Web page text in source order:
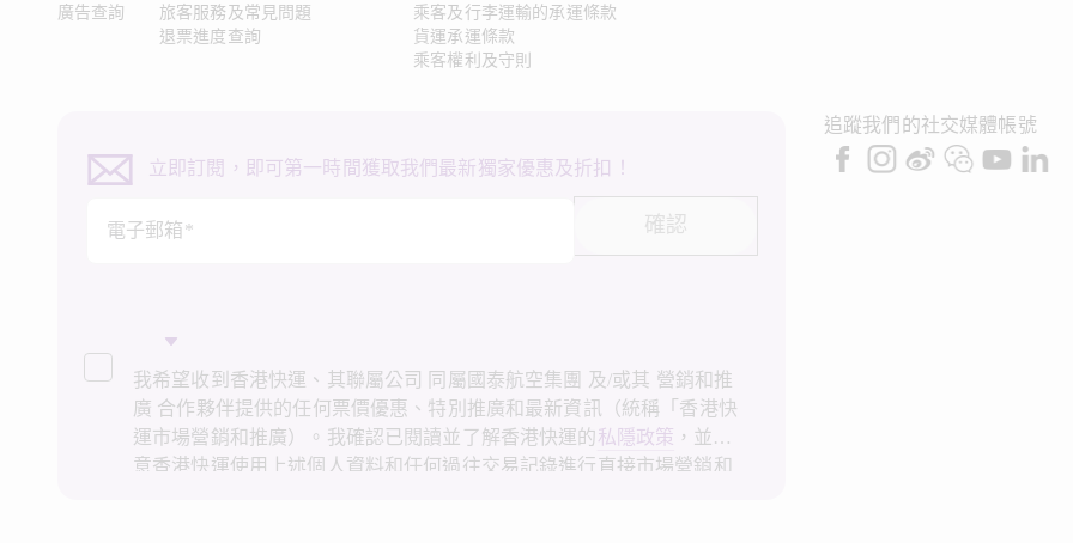
廣告查詢
旅客服務及常見問題
退票進度查詢
乘客及行李運輸的承運條款
貨運承運條款
乘客權利及守則
立即訂閱，即可第一時間獲取我們最新獨家優惠及折扣！
電子郵箱* 確認
我希望收到香港快運、其聯屬公司 同屬國泰航空集團 及/或其 營銷和推
廣 合作夥伴提供的任何票價優惠、特別推廣和最新資訊（統稱「香港快
運市場營銷和推廣）。我確認已閱讀並了解香港快運的私隱政策 ，並同
意香港快運使用上述個人資料和任何過往交易記錄進行直接市場營銷和
追蹤我們的社交媒體帳號